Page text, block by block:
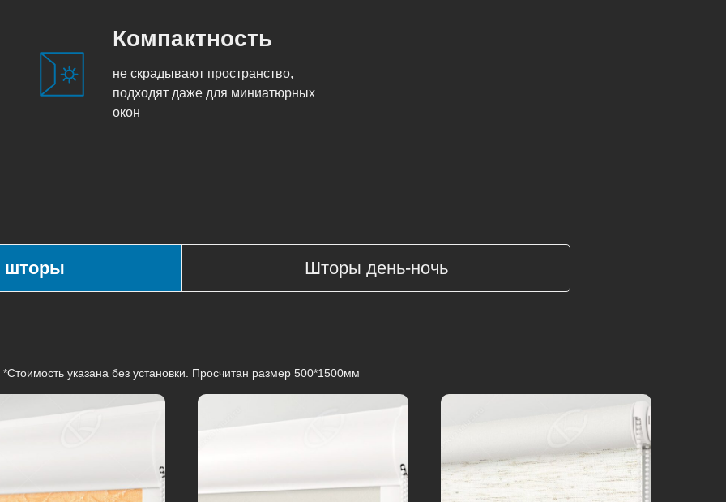
Компактность
не скрадывают пространство,
подходят даже для миниатюрных
окон
шторы Шторы день-ночь
*Стоимость указана без установки. Просчитан размер 500*1500мм